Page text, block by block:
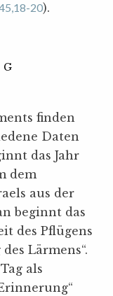
20).
finden
Daten
das Jahr
dem
aus der
beginnt das
des Pflügens
Lärmens“.
als